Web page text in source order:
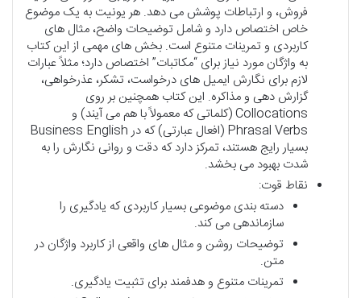
فروش، و ارتباطات پوشش می دهد. هر یونیت به یک موضوع
خاص اختصاص دارد و شامل توضیحات واضح، مثال های
کاربردی و تمرینات متنوع است. بخش های مهمی از این کتاب
به واژگان مورد نیاز برای “مکاتبات” اختصاص دارد؛ مثلاً عبارات
لازم برای نگارش ایمیل های درخواست، تشکر، عذرخواهی،
گزارش دهی و مذاکره. این کتاب همچنین بر روی
Collocations (کلماتی که معمولاً با هم می آیند) و
Phrasal Verbs (افعال عبارتی) که در Business English
بسیار رایج هستند، تمرکز دارد که دقت و روانی نگارش را به
شدت بهبود می بخشد.
نقاط قوت:
دسته بندی موضوعی بسیار کاربردی که یادگیری را
سازماندهی می کند.
توضیحات روشن و مثال های واقعی از کاربرد واژگان در
متن.
تمرینات متنوع و هدفمند برای تثبیت یادگیری.